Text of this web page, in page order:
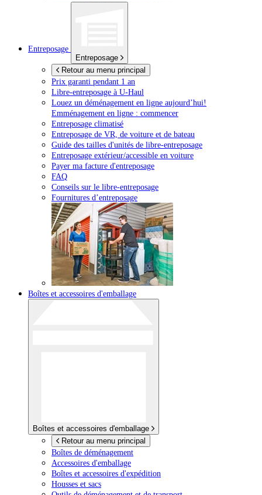
Entreposage
Entreposage
Retour au menu principal
Prix garanti pendant 1 an
Libre-entreposage à U-Haul
Louez un déménagement en ligne aujourd’hui!
Emménagement en ligne : commencer
Entreposage climatisé
Entreposage de VR, de voiture et de bateau
Guide des tailles d'unités de libre-entreposage
Entreposage extérieur/accessible en voiture
Payer ma facture d'entreposage
FAQ
Conseils sur le libre-entreposage
Fournitures d’entreposage
Boîtes et accessoires d'emballage
Boîtes et accessoires d'emballage
Retour au menu principal
Boîtes de déménagement
Accessoires d'emballage
Boîtes et accessoires d'expédition
Housses et sacs